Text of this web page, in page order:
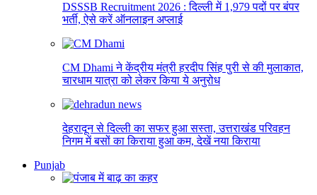
DSSSB Recruitment 2026 : दिल्ली में 1,979 पदों पर बंपर
भर्ती, ऐसे करें ऑनलाइन अप्लाई
CM Dhami ने केंद्रीय मंत्री हरदीप सिंह पुरी से की मुलाकात,
चारधाम यात्रा को लेकर किया ये अनुरोध
देहरादून से दिल्ली का सफर हुआ सस्ता, उत्तराखंड परिवहन
निगम में बसों का किराया हुआ कम, देखें नया किराया
Punjab